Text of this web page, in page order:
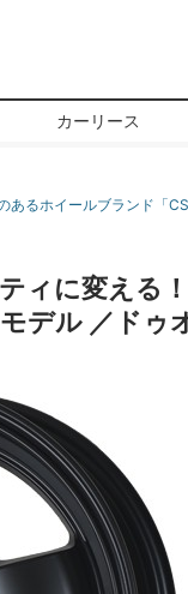
カーリース
るホイールブランド「
ィに変える
デル ／ドゥ